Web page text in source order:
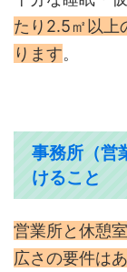
たり2.5㎡以上
ります。
事務所（営
けること
営業所と休憩
広さの要件は